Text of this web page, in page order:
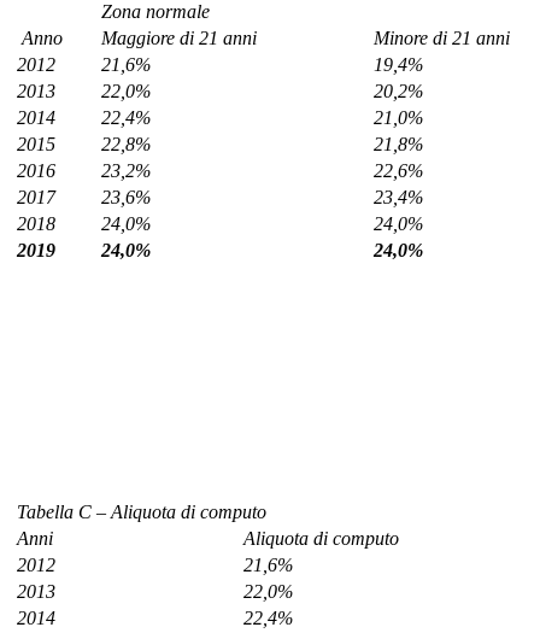
Zona normale
Anno
Maggiore di 21 anni
Minore di 21 anni
2012
21,6%
19,4%
2013
22,0%
20,2%
2014
22,4%
21,0%
2015
22,8%
21,8%
2016
23,2%
22,6%
2017
23,6%
23,4%
2018
24,0%
24,0%
2019
24,0% 24,0%
Tabella C – Aliquota di computo
Anni
Aliquota di computo
2012
21,6%
2013
22,0%
2014
22,4%